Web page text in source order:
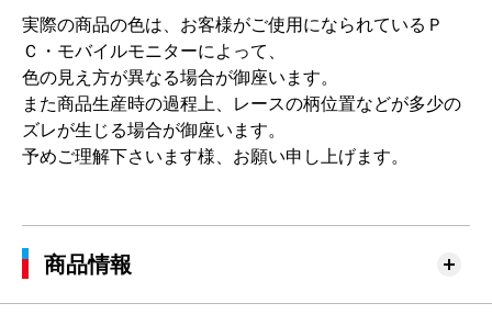
実際の商品の色は、お客様がご使用になられているＰ
Ｃ・モバイルモニターによって、
色の見え方が異なる場合が御座います。
また商品生産時の過程上、レースの柄位置などが多少の
ズレが生じる場合が御座います。
予めご理解下さいます様、お願い申し上げます。
商品情報